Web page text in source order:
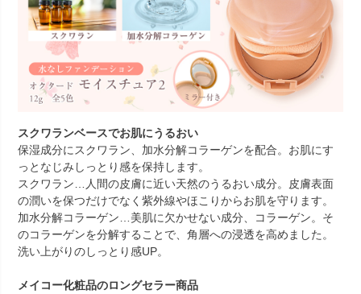
スクワランベースでお肌にうるおい
保湿成分にスクワラン、加水分解コラーゲンを配合。お肌にす
っとなじみしっとり感を保持します。
スクワラン …人間の皮膚に近い天然のうるおい成分。皮膚表面
の潤いを保つだけでなく紫外線やほこりからお肌を守ります。
加水分解コラーゲン …美肌に欠かせない成分、コラーゲン。そ
のコラーゲンを分解することで、角層への浸透を高めました。
洗い上がりのしっとり感UP。
メイコー化粧品のロングセラー商品